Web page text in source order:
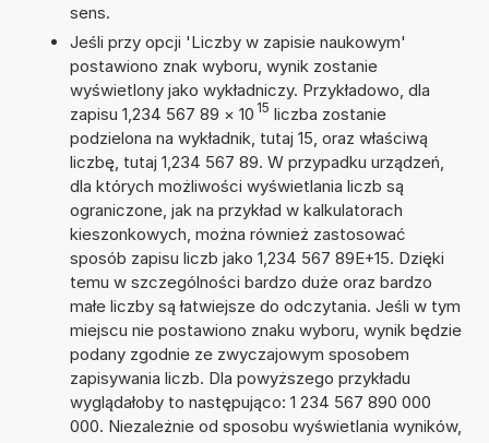
sens.
Jeśli przy opcji 'Liczby w zapisie naukowym'
postawiono znak wyboru, wynik zostanie
wyświetlony jako wykładniczy. Przykładowo, dla
zapisu 1,234 567 89 × 10 15 liczba zostanie
podzielona na wykładnik, tutaj 15, oraz właściwą
liczbę, tutaj 1,234 567 89. W przypadku urządzeń,
dla których możliwości wyświetlania liczb są
ograniczone, jak na przykład w kalkulatorach
kieszonkowych, można również zastosować
sposób zapisu liczb jako 1,234 567 89E+15. Dzięki
temu w szczególności bardzo duże oraz bardzo
małe liczby są łatwiejsze do odczytania. Jeśli w tym
miejscu nie postawiono znaku wyboru, wynik będzie
podany zgodnie ze zwyczajowym sposobem
zapisywania liczb. Dla powyższego przykładu
wyglądałoby to następująco: 1 234 567 890 000
000. Niezależnie od sposobu wyświetlania wyników,